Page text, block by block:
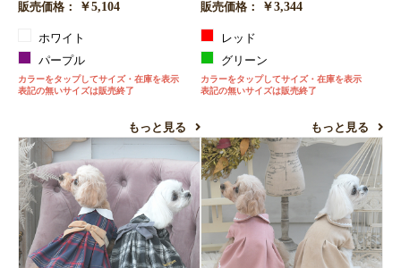
販売価格：
￥5,104
ホワイト
パープル
カラーをタップしてサイズ・在庫を表示
表記の無いサイズは販売終了
もっと見る
販売価格： ￥3,344
レッド
グリーン
カラーをタップしてサイズ・在庫を表示
表記の無いサイズは販売終了
もっと見る